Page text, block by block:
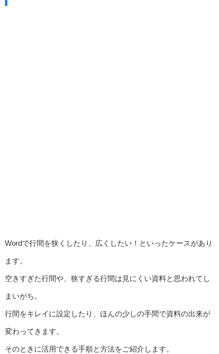
Wordで行間を狭くしたり、広くしたい！といったケースがあり
ます。
空きすぎた行間や、狭すぎる行間は見にくい資料と思われてし
まいがち。
行間をキレイに設定したり、ほんの少しの手間で資料の出来が
変わってきます。
そのときに活用できる手順と方法をご紹介します。